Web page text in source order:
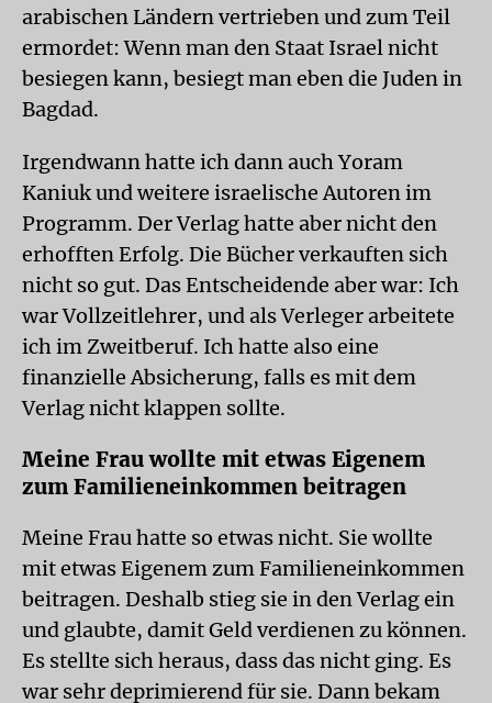
arabischen Ländern vertrieben und zum Teil
ermordet: Wenn man den Staat Israel nicht
besiegen kann, besiegt man eben die Juden in
Bagdad.
Irgendwann hatte ich dann auch Yoram
Kaniuk und weitere israelische Autoren im
Programm. Der Verlag hatte aber nicht den
erhofften Erfolg. Die Bücher verkauften sich
nicht so gut. Das Entscheidende aber war: Ich
war Vollzeitlehrer, und als Verleger arbeitete
ich im Zweitberuf. Ich hatte also eine
finanzielle Absicherung, falls es mit dem
Verlag nicht klappen sollte.
Meine Frau wollte mit etwas Eigenem
zum Familien­einkommen beitragen
Meine Frau hatte so etwas nicht. Sie wollte
mit etwas Eigenem zum Familien­einkommen
beitragen. Deshalb stieg sie in den Verlag ein
und glaubte, damit Geld verdienen zu können.
Es stellte sich heraus, dass das nicht ging. Es
war sehr deprimierend für sie. Dann bekam